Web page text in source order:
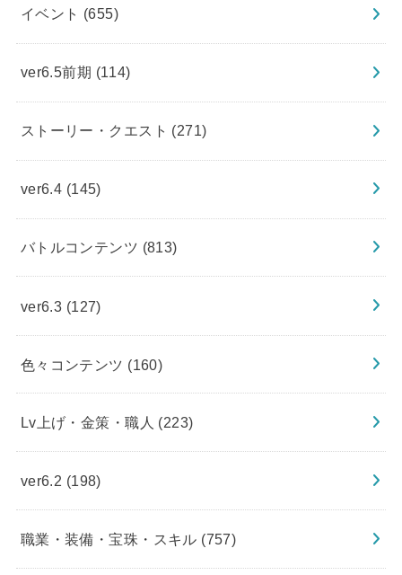
イベント (655)
ver6.5前期 (114)
ストーリー・クエスト (271)
ver6.4 (145)
バトルコンテンツ (813)
ver6.3 (127)
色々コンテンツ (160)
Lv上げ・金策・職人 (223)
ver6.2 (198)
職業・装備・宝珠・スキル (757)